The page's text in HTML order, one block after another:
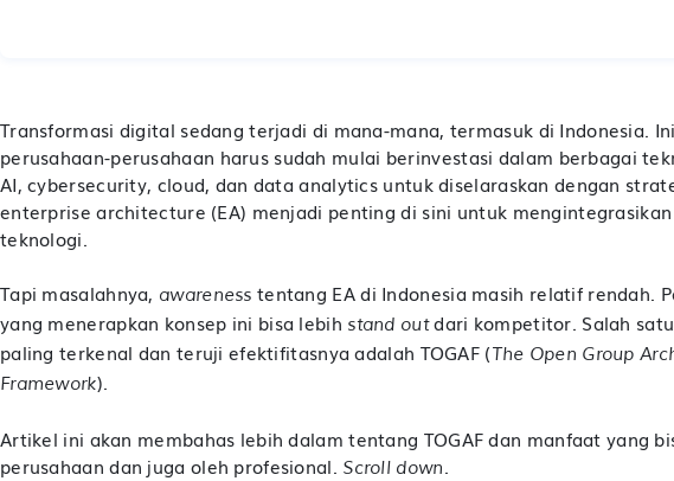
Transformasi digital sedang terjadi di mana-mana, termasuk di Indonesia.
perusahaan-perusahaan harus sudah mulai berinvestasi dalam berbagai
AI, cybersecurity, cloud, dan data analytics untuk diselaraskan dengan
enterprise architecture (EA) menjadi penting di sini untuk
teknologi.
Tapi masalahnya, awareness tentang EA di Indonesia masih relatif rendah.
yang menerapkan konsep ini bisa lebih stand outdari kompetitor. Salah satu
paling terkenal dan teruji efektifitasnya adalah TOGAF (The Open Group
Framework).
Artikel ini akan membahas lebih dalam tentang TOGAF dan manfaat yang
perusahaan dan juga oleh profesional. Scroll down.